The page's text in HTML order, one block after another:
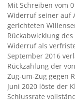
Mit Schreiben vom
Widerruf seiner auf
gerichteten
Rückabwicklung
Widerruf als
September 2016
Rückzahlung der
Zug-um-Zug gegen
Juni 2020 löste der
Schlussrate